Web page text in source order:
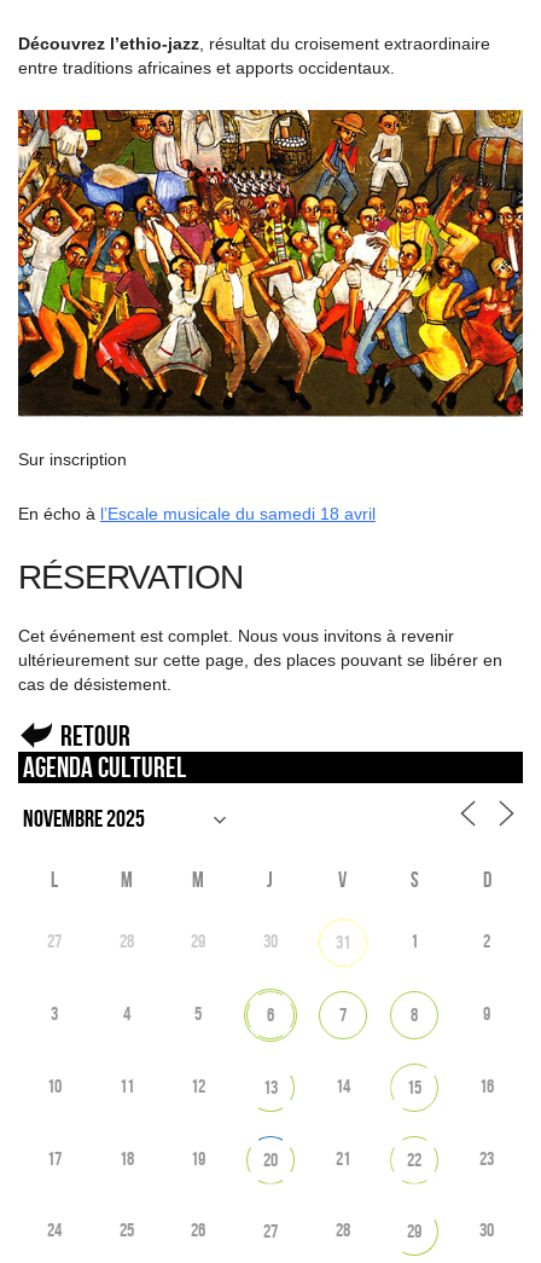
Découvrez l’ethio-jazz , résultat du croisement extraordinaire
entre traditions africaines et apports occidentaux.
Sur inscription
En écho à l’Escale musicale du samedi 18 avril
RÉSERVATION
Cet événement est complet. Nous vous invitons à revenir
ultérieurement sur cette page, des places pouvant se libérer en
cas de désistement.
Retour
Agenda culturel
L M M J V S D
27 28 29 30 31 1 2
3 4 5 6 7 8 9
10 11 12 13 14 15 16
17 18 19 20 21 22 23
24 25 26 27 28 29 30